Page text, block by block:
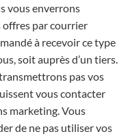
vous enverrons
par courrier
à recevoir ce type
soit auprès d’un tiers.
pas vos
vous contacter
marketing. Vous
de ne pas utiliser vos